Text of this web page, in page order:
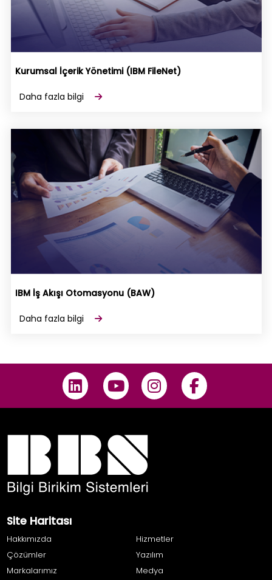
Kurumsal İçerik Yönetimi (IBM FileNet)
Daha fazla bilgi
IBM İş Akışı Otomasyonu (BAW)
Daha fazla bilgi
Site Haritası
Hakkımızda
Hizmetler
Çözümler
Yazılım
Markalarımız
Medya